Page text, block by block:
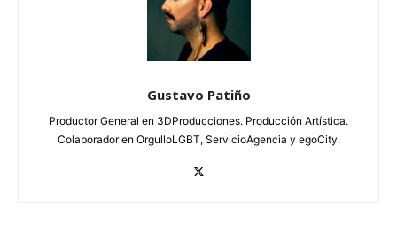
Gustavo Patiño
Productor General en 3DProducciones. Producción Artística.
Colaborador en OrgulloLGBT, ServicioAgencia y egoCity.